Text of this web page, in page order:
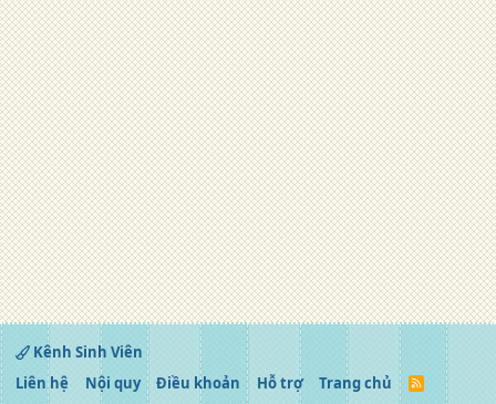
Kênh Sinh Viên
Liên hệ
Nội quy Điều khoản Hỗ trợ Trang chủ
R